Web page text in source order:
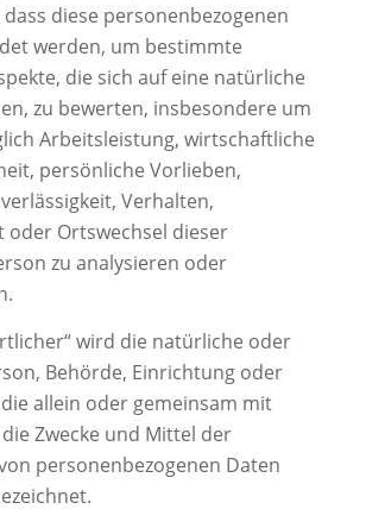
diese personenbezogenen
werden, um bestimmte
die sich auf eine natürliche
zu bewerten, insbesondere um
Arbeitsleistung, wirtschaftliche
persönliche Vorlieben,
Verhalten,
Ortswechsel dieser
zu analysieren oder
wird die natürliche oder
Behörde, Einrichtung oder
allein oder gemeinsam mit
Zwecke und Mittel der
personenbezogenen Daten